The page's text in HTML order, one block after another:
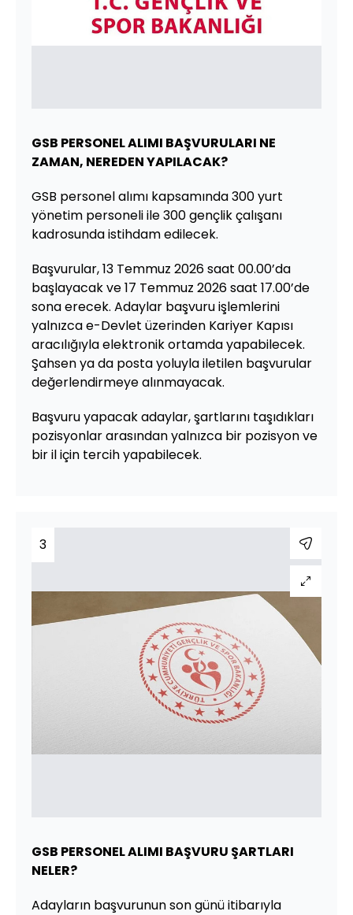
GSB PERSONEL ALIMI BAŞVURULARI NE
ZAMAN, NEREDEN YAPILACAK?
GSB personel alımı kapsamında 300 yurt
yönetim personeli ile 300 gençlik çalışanı
kadrosunda istihdam edilecek.
Başvurular, 13 Temmuz 2026 saat 00.00’da
başlayacak ve 17 Temmuz 2026 saat 17.00’de
sona erecek. Adaylar başvuru işlemlerini
yalnızca e-Devlet üzerinden Kariyer Kapısı
aracılığıyla elektronik ortamda yapabilecek.
Şahsen ya da posta yoluyla iletilen başvurular
değerlendirmeye alınmayacak.
Başvuru yapacak adaylar, şartlarını taşıdıkları
pozisyonlar arasından yalnızca bir pozisyon ve
bir il için tercih yapabilecek.
3
GSB PERSONEL ALIMI BAŞVURU ŞARTLARI
NELER?
Adayların başvurunun son günü itibarıyla